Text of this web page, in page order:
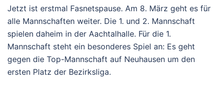
Jetzt ist erstmal Fasnetspause. Am 8. März geht es für
alle Mannschaften weiter. Die 1. und 2. Mannschaft
spielen daheim in der Aachtalhalle. Für die 1.
Mannschaft steht ein besonderes Spiel an: Es geht
gegen die Top-Mannschaft auf Neuhausen um den
ersten Platz der Bezirksliga.